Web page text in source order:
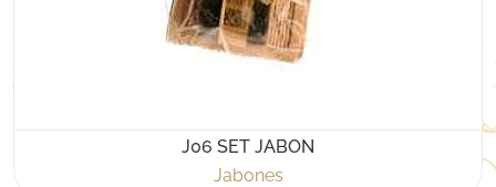
J06 SET JABON
Jabones